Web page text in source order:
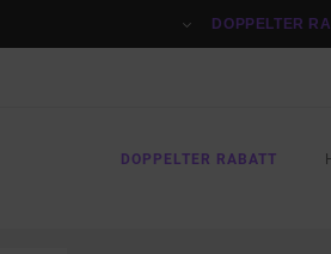
DOPPELTER
DOPPELTER RABATT